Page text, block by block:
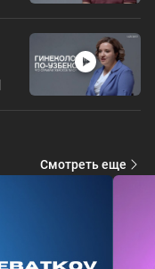
Смотреть еще